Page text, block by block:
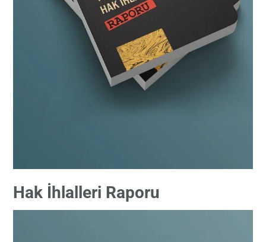
Hak İhlalleri Raporu